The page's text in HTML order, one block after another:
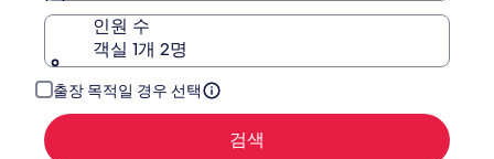
해
인원 수
객실 1개 2명
출장 목적일 경우 선택
검색